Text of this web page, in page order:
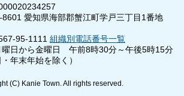
愛知県海部郡蟹江町学戸三丁目1番地
95-1111 組織別電話番号一覧
曜日から金曜日 午前8時30分～午後5時15分
・年末年始を除く）
(C) Kanie Town. All rights reserved.